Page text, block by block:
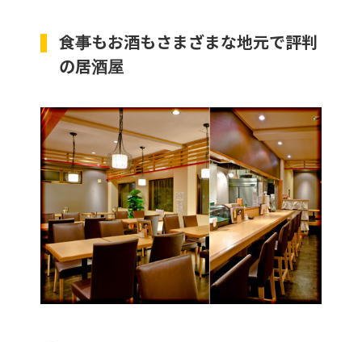
食事もお酒もさまざまな地元で評判
の居酒屋